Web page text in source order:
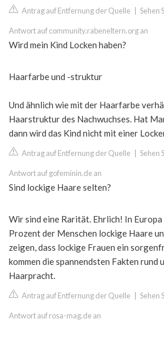
Antrag auf Entfernung der Quelle Sehen
Antwort auf community.rabeneltern.org an
Wird mein Kind Locken haben?
Haarfarbe und -struktur
Und ähnlich wie mit der Haarfarbe
Haarstruktur des Nachwuchses. Hat
dann wird das Kind nicht mit einer
Antrag auf Entfernung der Quelle Sehen
Antwort auf gofeminin.de an
Sind lockige Haare selten?
Wir sind eine Rarität. Ehrlich! In
Prozent der Menschen lockige Haare
zeigen, dass lockige Frauen ein
kommen die spannendsten Fakten rund
Haarpracht.
Antrag auf Entfernung der Quelle Sehen
Antwort auf rosa-mag.de an